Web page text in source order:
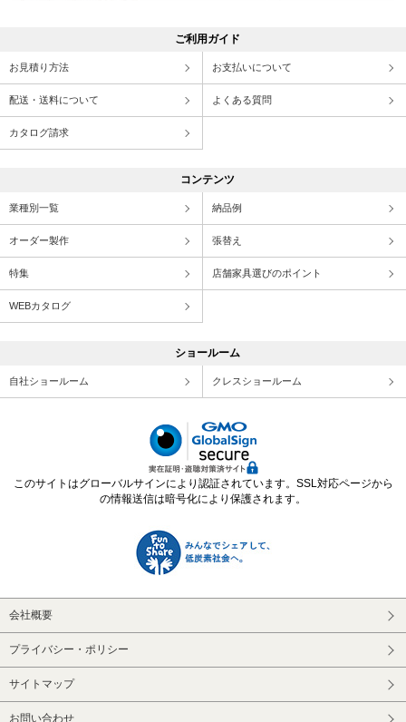
ご利用ガイド
お見積り方法 お支払いについて
配送・送料について よくある質問
カタログ請求
コンテンツ
業種別一覧 納品例
オーダー製作 張替え
特集 店舗家具選びのポイント
WEBカタログ
ショールーム
自社ショールーム クレスショールーム
このサイトはグローバルサインにより認証されています。SSL対応ページから
の情報送信は暗号化により保護されます。
会社概要
プライバシー・ポリシー
サイトマップ
お問い合わせ